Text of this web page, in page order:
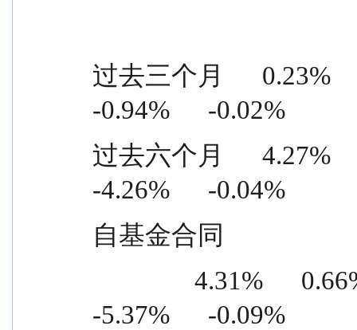
过去三个月      0.23%
-0.94%      -0.02%
过去六个月      4.27%
-4.26%      -0.04%
自基金合同
-5.37%      -0.09%